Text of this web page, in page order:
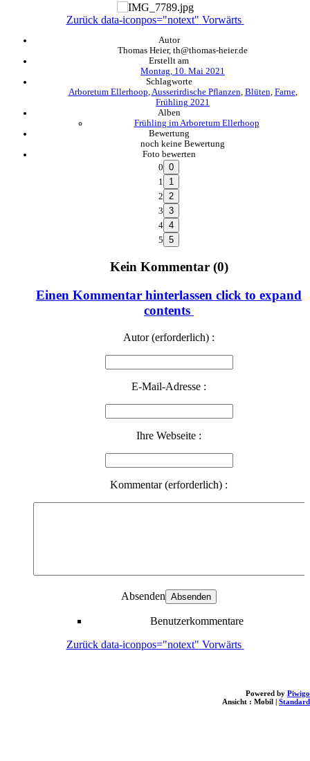
Zurück data-iconpos="notext" Vorwärts
Autor
Thomas Heier, th@thomas-heier.de
Erstellt am
Montag, 10. Mai 2021
Schlagworte
Arboretum Ellerhoop Ausserirdische Pflanzen Blüten Farne,
Frühling 2021
Alben
Frühling im Arboretum Ellerhoop
Bewertung
noch keine Bewertung
Foto bewerten
0
1
2
3
4
5
Kein Kommentar (0)
Einen Kommentar hinterlassen click to expand
contents
Autor (erforderlich) :
E-Mail-Adresse :
Ihre Webseite :
Kommentar (erforderlich) :
Absenden
Benutzerkommentare
Zurück data-iconpos="notext" Vorwärts
Powered by Piwigo
Ansicht : Mobil | Standard